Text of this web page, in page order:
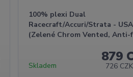
100% plexi Dual
Racecraft/Accuri/Strata - USA
(Zelené Chrom Vented, Anti-
879
726 CZK
Skladem